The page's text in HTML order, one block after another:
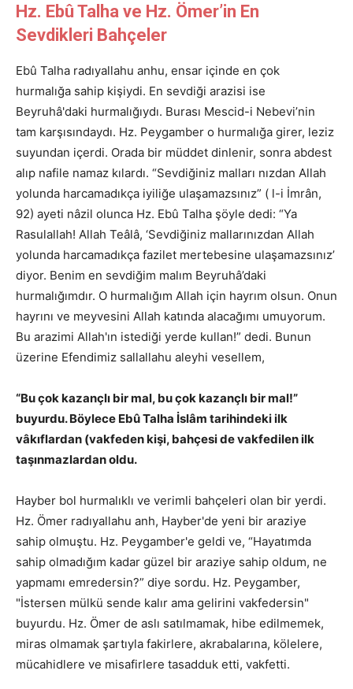
Hz. Ebû Talha ve Hz. Ömer’in En
Sevdikleri Bahçeler
Ebû Talha radıyallahu anhu, ensar içinde en çok
hurmalığa sahip kişiydi. En sevdiği arazisi ise
Beyruhâ'daki hurmalığıydı. Burası Mescid-i Nebevi’nin
tam karşısındaydı. Hz. Peygamber o hurmalığa girer, leziz
suyundan içerdi. Orada bir müddet dinlenir, sonra abdest
alıp nafile namaz kılardı. “Sevdiğiniz malları nızdan Allah
yolunda harcamadıkça iyiliğe ulaşamazsınız” ( l-i İmrân,
92) ayeti nâzil olunca Hz. Ebû Talha şöyle dedi: “Ya
Rasulallah! Allah Teâlâ, ‘Sevdiğiniz mallarınızdan Allah
yolunda harcamadıkça fazilet mertebesine ulaşamazsınız’
diyor. Benim en sevdiğim malım Beyruhâ’daki
hurmalığımdır. O hurmalığım Allah için hayrım olsun. Onun
hayrını ve meyvesini Allah katında alacağımı umuyorum.
Bu arazimi Allah'ın istediği yerde kullan!” dedi. Bunun
üzerine Efendimiz sallallahu aleyhi vesellem,
“Bu çok kazançlı bir mal, bu çok kazançlı bir mal!”
buyurdu. Böylece Ebû Talha İslâm tarihindeki ilk
vâkıflardan (vakfeden kişi, bahçesi de vakfedilen ilk
taşınmazlardan oldu.
Hayber bol hurmalıklı ve verimli bahçeleri olan bir yerdi.
Hz. Ömer radıyallahu anh, Hayber'de yeni bir araziye
sahip olmuştu. Hz. Peygamber'e geldi ve, “Hayatımda
sahip olmadığım kadar güzel bir araziye sahip oldum, ne
yapmamı emredersin?” diye sordu. Hz. Peygamber,
"İstersen mülkü sende kalır ama gelirini vakfedersin"
buyurdu. Hz. Ömer de aslı satılmamak, hibe edilmemek,
miras olmamak şartıyla fakirlere, akrabalarına, kölelere,
mücahidlere ve misafirlere tasadduk etti, vakfetti.